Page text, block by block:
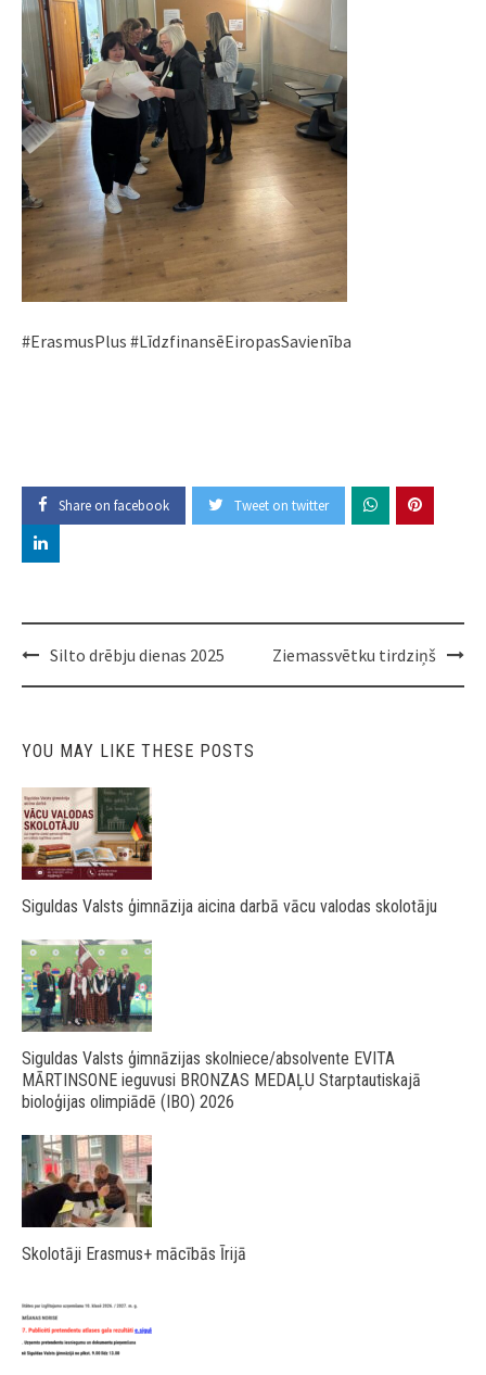
#ErasmusPlus #LīdzfinansēEiropasSavienība
Share on facebook Tweet on twitter
PostSilto drēbju dienas 2025 Ziemassvētku tirdziņš
YOU MAY LIKE THESE POSTS
Siguldas Valsts ģimnāzija aicina darbā vācu valodas skolotāju
Siguldas Valsts ģimnāzijas skolniece/absolvente EVITA
MĀRTINSONE ieguvusi BRONZAS MEDAĻU Starptautiskajā
bioloģijas olimpiādē (IBO) 2026
Skolotāji Erasmus+ mācībās Īrijā